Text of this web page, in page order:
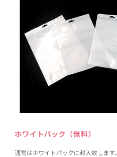
ホワイトパック（無料）
通常はホワイトパックに封入致します。